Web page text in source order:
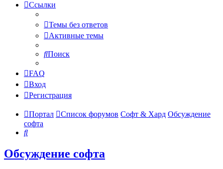
Ссылки
Темы без ответов
Активные темы
Поиск
FAQ
Вход
Регистрация
Портал Список форумов Софт & Хард Обсуждение
софта
Поиск
Обсуждение софта